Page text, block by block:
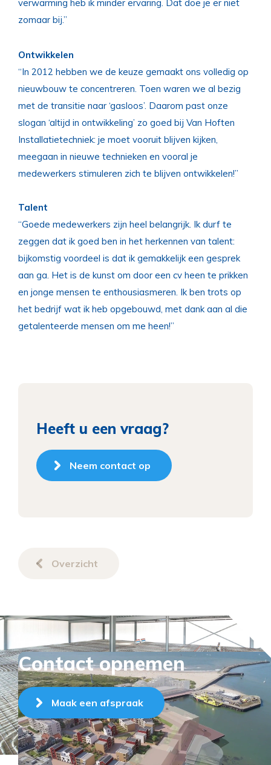
verwarming heb ik minder ervaring. Dat doe je er niet
zomaar bij.”
Ontwikkelen
“In 2012 hebben we de keuze gemaakt ons volledig op
nieuwbouw te concentreren. Toen waren we al bezig
met de transitie naar ‘gasloos’. Daarom past onze
slogan ‘altijd in ontwikkeling’ zo goed bij Van Hoften
Installatietechniek: je moet vooruit blijven kijken,
meegaan in nieuwe technieken en vooral je
medewerkers stimuleren zich te blijven ontwikkelen!”
Talent
“Goede medewerkers zijn heel belangrijk. Ik durf te
zeggen dat ik goed ben in het herkennen van talent:
bijkomstig voordeel is dat ik gemakkelijk een gesprek
aan ga. Het is de kunst om door een cv heen te prikken
en jonge mensen te enthousiasmeren. Ik ben trots op
het bedrijf wat ik heb opgebouwd, met dank aan al die
getalenteerde mensen om me heen!”
Heeft u een vraag?
Neem contact op
Overzicht
Contact opnemen
Maak een afspraak